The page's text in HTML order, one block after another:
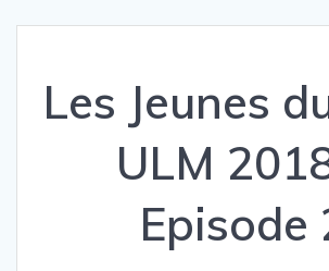
Les Jeunes
ULM
Episode